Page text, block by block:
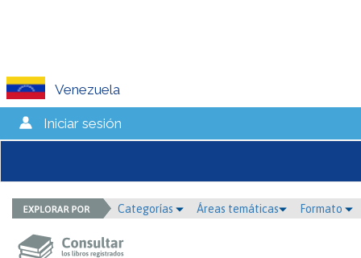
Venezuela
Iniciar sesión
Categorías Áreas temáticas Formato